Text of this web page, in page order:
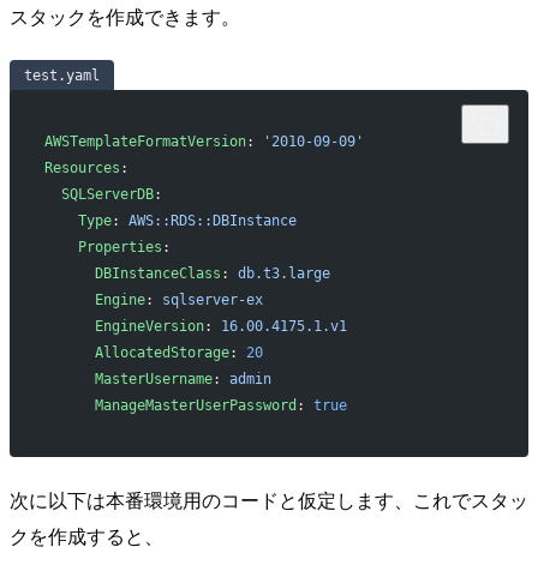
スタックを作成できます。
test.yaml
AWSTemplateFormatVersion:
'2010-09-09'
Resources :
  SQLServerDB
:
    Type
: AWS::RDS::DBInstance
    Properties
:
      DBInstanceClass
: db.t3.large
      Engine
: sqlserver-ex
      EngineVersion
: 16.00.4175.1.v1
      AllocatedStorage
: 20
      MasterUsername
: admin
      ManageMasterUserPassword
: true
次に以下は本番環境用のコードと仮定します、これでスタッ
クを作成すると、